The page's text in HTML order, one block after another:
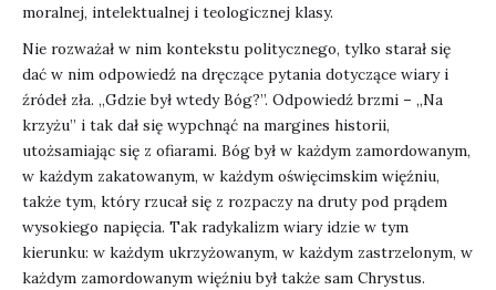
moralnej, intelektualnej i teologicznej klasy.
Nie rozważał w nim kontekstu politycznego, tylko starał się
dać w nim odpowiedź na dręczące pytania dotyczące wiary i
źródeł zła. „Gdzie był wtedy Bóg?”. Odpowiedź brzmi – „Na
krzyżu” i tak dał się wypchnąć na margines historii,
utożsamiając się z ofiarami. Bóg był w każdym zamordowanym,
w każdym zakatowanym, w każdym oświęcimskim więźniu,
także tym, który rzucał się z rozpaczy na druty pod prądem
wysokiego napięcia. Tak radykalizm wiary idzie w tym
kierunku: w każdym ukrzyżowanym, w każdym zastrzelonym, w
każdym zamordowanym więźniu był także sam Chrystus.